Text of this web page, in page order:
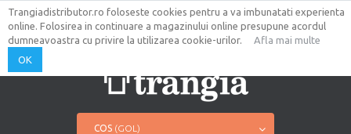
AUTENTIFICARE
CONTUL TAU
CONTACT
HARTA SITE
COS (GOL)
Trangiadistributor.ro foloseste cookies pentru a va imbunatati experienta
online. Folosirea in continuare a magazinului online presupune acordul
dumneavoastra cu privire la utilizarea cookie-urilor. Afla mai multe
OK